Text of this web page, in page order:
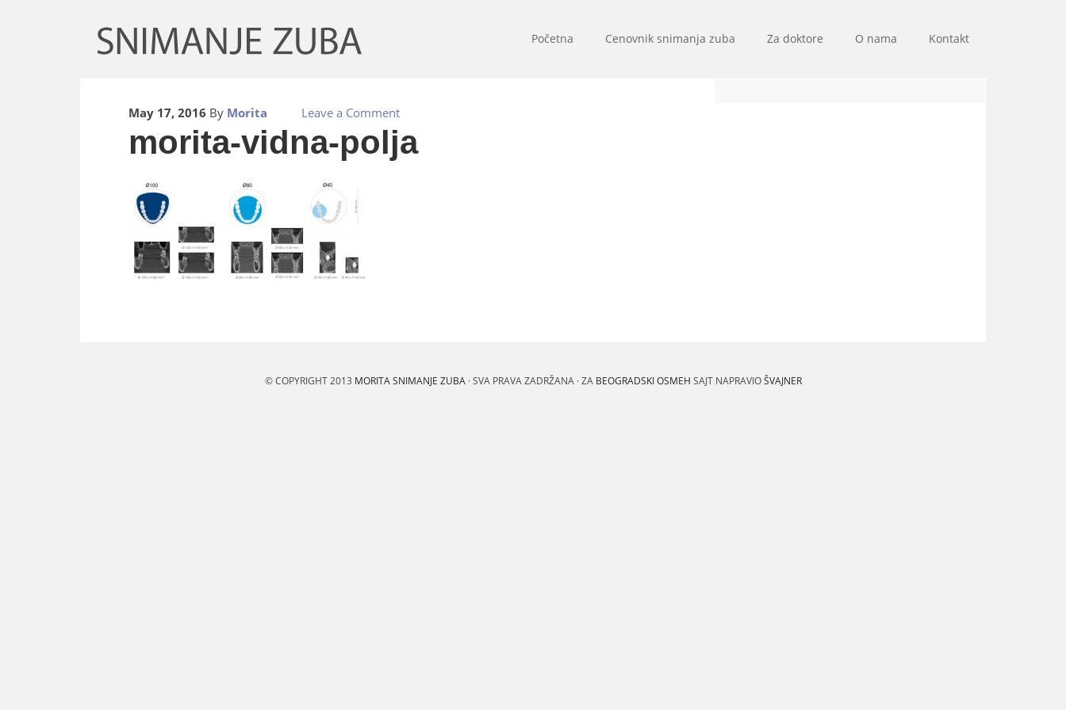
Početna Cenovnik snimanja zuba Za doktore O nama Kontakt
May 17, 2016 By Morita Leave a Comment
morita-vidna-polja
© COPYRIGHT 2013 MORITA SNIMANJE ZUBA· SVA PRAVA ZADRŽANA · ZA BEOGRADSKI OSMEH SAJT NAPRAVIOŠVAJNER